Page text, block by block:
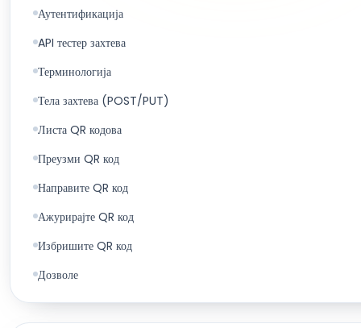
Аутентификација
API тестер захтева
Терминологија
Тела захтева (POST/PUT)
Листа QR кодова
Преузми QR код
Направите QR код
Ажурирајте QR код
Избришите QR код
Дозволе